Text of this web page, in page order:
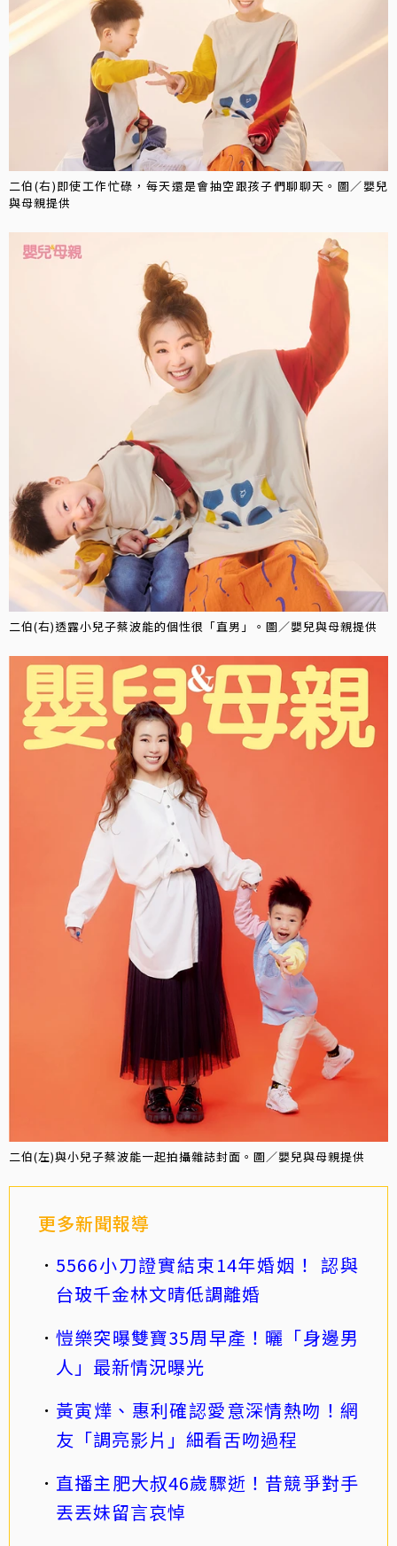
二伯(右)即使工作忙碌，每天還是會抽空跟孩子們聊聊天。圖／嬰兒
與母親提供
二伯(右)透露小兒子蔡波能的個性很「直男」。圖／嬰兒與母親提供
二伯(左)與小兒子蔡波能一起拍攝雜誌封面。圖／嬰兒與母親提供
更多新聞報導
5566小刀證實結束14年婚姻！ 認與
台玻千金林文晴低調離婚
愷樂突曝雙寶35周早產！曬「身邊男
人」最新情況曝光
黃寅燁、惠利確認愛意深情熱吻！網
友「調亮影片」細看舌吻過程
直播主肥大叔46歲驟逝！昔競爭對手
丟丟妹留言哀悼